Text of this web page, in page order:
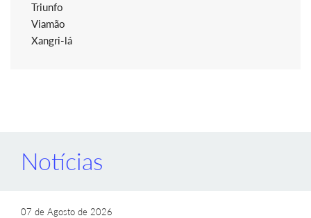
Triunfo
Viamão
Xangri-lá
Notícias
07 de Agosto de 2026